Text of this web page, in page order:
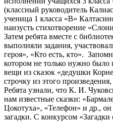
(классный руководитель
ученица 1 класса «В»
наизусть стихотворение
Затем ребята вместе с
выполняли задания,
героя», «Кто есть, кто».
котором не только нужно было
вещи из сказок «дедушки
строчку из этого
Ребята узнали, что К. И.
нам известные сказки:
Цокотуха», «Телефон» и др.,
загадки. С конкурсом «Загадки